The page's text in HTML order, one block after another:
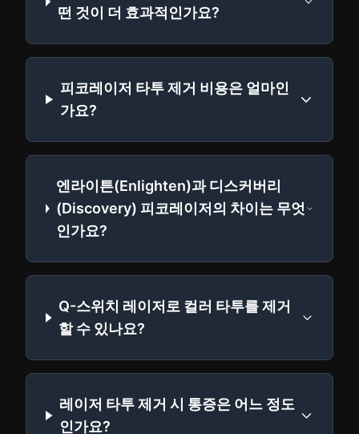
떤 것이 더 효과적인가요?
피코레이저 타투 제거 비용은 얼마인
가요?
엔라이튼(Enlighten)과 디스커버리
(Discovery) 피코레이저의 차이는 무엇
인가요?
Q-스위치 레이저로 컬러 타투를 제거
할 수 있나요?
레이저 타투 제거 시 통증은 어느 정도
인가요?